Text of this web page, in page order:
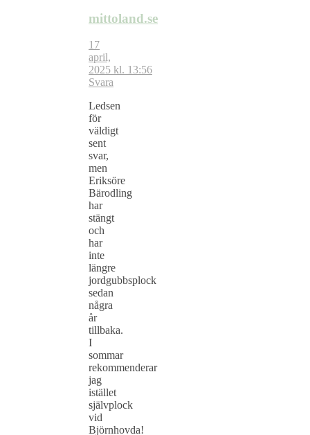
mittoland.se
17
april,
2025 kl. 13:56
Svara
Ledsen
för
väldigt
sent
svar,
men
Eriksöre
Bärodling
har
stängt
och
har
inte
längre
jordgubbsplock
sedan
några
år
tillbaka.
I
sommar
rekommenderar
jag
istället
självplock
vid
Björnhovda!